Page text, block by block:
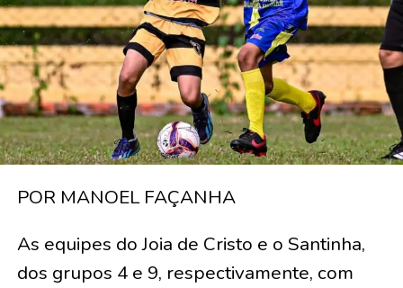
POR MANOEL FAÇANHA
As equipes do Joia de Cristo e o Santinha,
dos grupos 4 e 9, respectivamente, com